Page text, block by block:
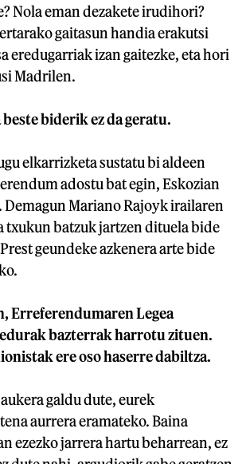
Nola eman dezakete irudihori?
gaitasun handia erakutsi
eredugarriak izan gaitezke, eta hori
Madrilen.
biderik ez da geratu.
elkarrizketa sustatu bi aldeen
adostu bat egin, Eskozian
Demagun Mariano Rajoyk irailaren
txukun batzuk jartzen dituela bide
geundeke azkenera arte bide
Erreferendumaren Legea
bazterrak harrotu zituen.
ere oso haserre dabiltza.
galdu dute, eurek
aurrera eramateko. Baina
ezezko jarrera hartu beharrean, ez